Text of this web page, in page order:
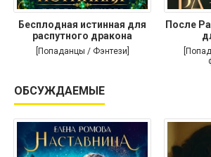
Бесплодная истинная для
распутного дракона
[Попаданцы / Фэнтези]
После
ОБСУЖДАЕМЫЕ